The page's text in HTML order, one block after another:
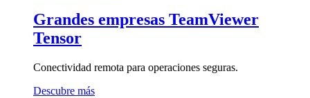
Grandes empresas TeamViewer
Tensor
Conectividad remota para operaciones seguras.
Descubre más